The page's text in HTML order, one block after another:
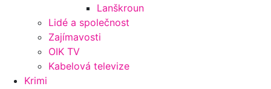
Lanškroun
Lidé a společnost
Zajímavosti
OIK TV
Kabelová televize
Krimi